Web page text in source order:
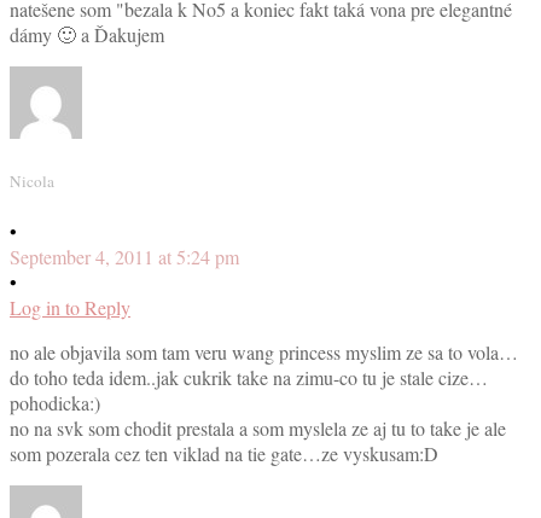
natešene som "bezala k No5 a koniec fakt taká vona pre elegantné
dámy 🙂 a Ďakujem
Nicola
•
September 4, 2011 at 5:24 pm
•
Log in to Reply
no ale objavila som tam veru wang princess myslim ze sa to vola…
do toho teda idem..jak cukrik take na zimu-co tu je stale cize…
pohodicka:)
no na svk som chodit prestala a som myslela ze aj tu to take je ale
som pozerala cez ten viklad na tie gate…ze vyskusam:D